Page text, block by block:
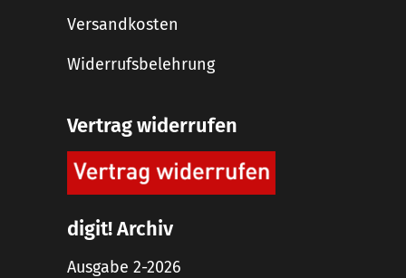
Versandkosten
Widerrufsbelehrung
Vertrag widerrufen
digit! Archiv
Ausgabe 2-2026